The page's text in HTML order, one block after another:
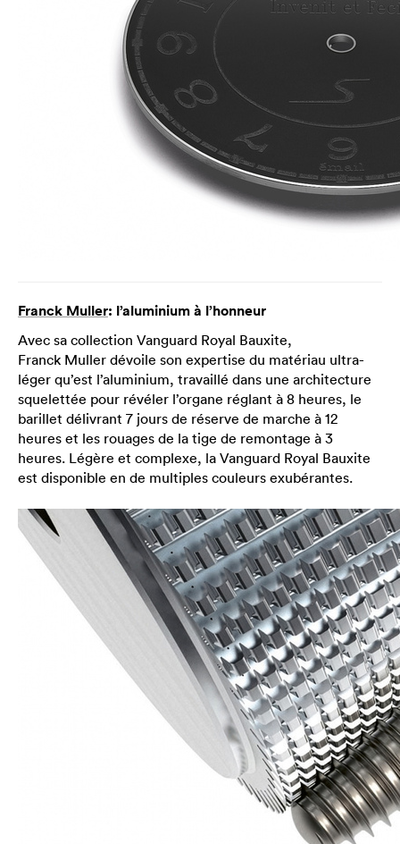
Franck Muller: l’aluminium à l’honneur
Avec sa collection Vanguard Royal Bauxite,
Franck Muller dévoile son expertise du matériau ultra-
léger qu’est l’aluminium, travaillé dans une architecture
squelettée pour révéler l’organe réglant à 8 heures, le
barillet délivrant 7 jours de réserve de marche à 12
heures et les rouages de la tige de remontage à 3
heures. Légère et complexe, la Vanguard Royal Bauxite
est disponible en de multiples couleurs exubérantes.